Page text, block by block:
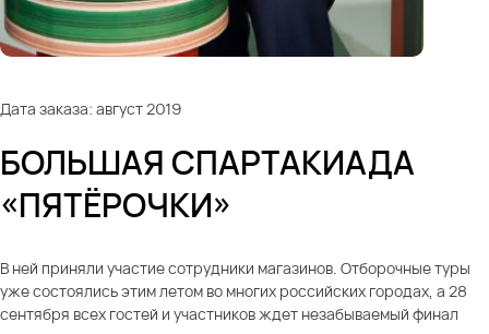
Дата заказа: август 2019
БОЛЬШАЯ СПАРТАКИАДА
«ПЯТЁРОЧКИ»
В ней приняли участие сотрудники магазинов. Отборочные туры
уже состоялись этим летом во многих российских городах, а 28
сентября всех гостей и участников ждет незабываемый финал